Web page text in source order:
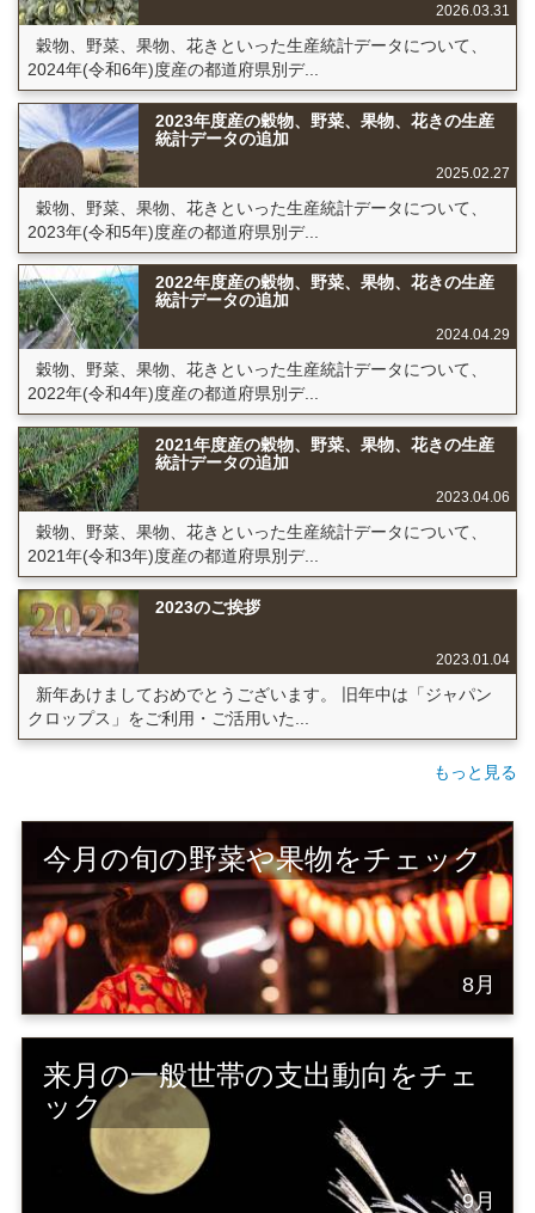
2026.03.31
穀物、野菜、果物、花きといった生産統計データについて、
2024年(令和6年)度産の都道府県別デ...
2023年度産の穀物、野菜、果物、花きの生産
統計データの追加
2025.02.27
穀物、野菜、果物、花きといった生産統計データについて、
2023年(令和5年)度産の都道府県別デ...
2022年度産の穀物、野菜、果物、花きの生産
統計データの追加
2024.04.29
穀物、野菜、果物、花きといった生産統計データについて、
2022年(令和4年)度産の都道府県別デ...
2021年度産の穀物、野菜、果物、花きの生産
統計データの追加
2023.04.06
穀物、野菜、果物、花きといった生産統計データについて、
2021年(令和3年)度産の都道府県別デ...
2023のご挨拶
2023.01.04
新年あけましておめでとうございます。 旧年中は「ジャパン
クロップス」をご利用・ご活用いた...
もっと見る
今月の旬の野菜や果物をチェック
8月
来月の一般世帯の支出動向をチェ
ック
9月